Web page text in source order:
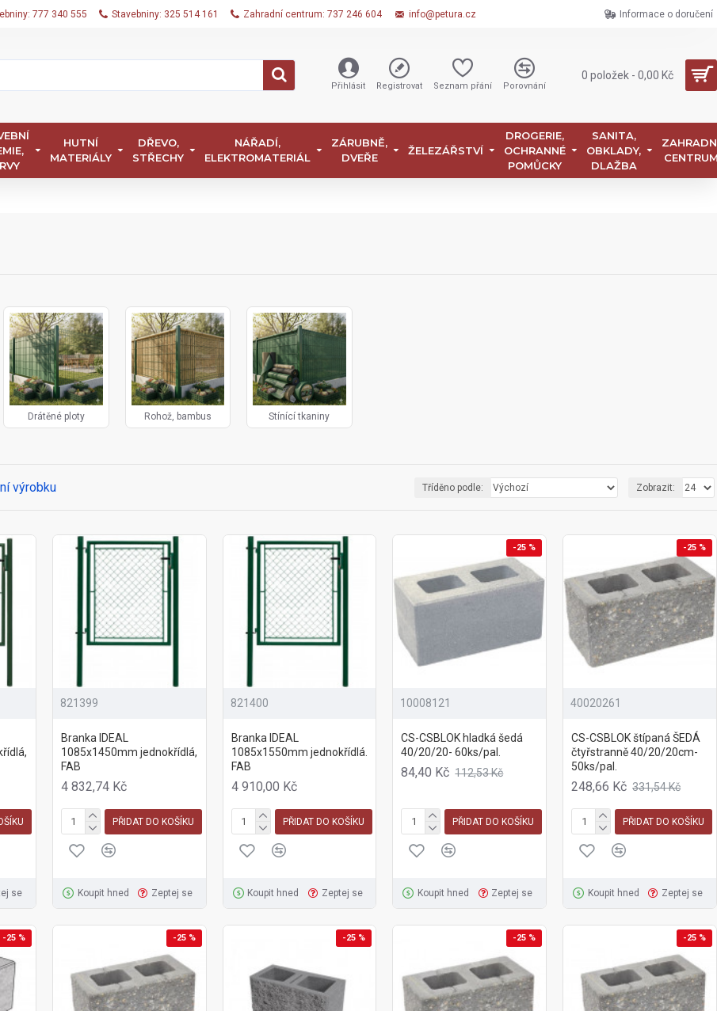
777 340 555 Stavebniny: 325 514 161 Zahradní centrum: 737 246 604 info@petura.cz Informace o doručení
Přihlásit Registrovat Seznam přání Porovnání
0 položek - 0,00 Kč
HUTNÍ
MATERIÁLY
DŘEVO,
STŘECHY
NÁŘADÍ,
ELEKTROMATERIÁL
ZÁRUBNĚ,
DVEŘE
ŽELEZÁŘSTVÍ
DROGERIE,
OCHRANNÉ
POMŮCKY
SANITA,
OBKLADY,
DLAŽBA
Drátěné ploty Rohož, bambus Stínící tkaniny
výrobku Tříděno podle: Zobrazit:
se
821399
Branka IDEAL
1085x1450mm jednokřídlá,
FAB
4 832,74 Kč
PŘIDAT DO KOŠÍKU
Koupit hned Zeptej se
821400
Branka IDEAL
1085x1550mm jednokřídlá.
FAB
4 910,00 Kč
PŘIDAT DO KOŠÍKU
Koupit hned Zeptej se
-25 %
10008121
CS-CSBLOK hladká šedá
40/20/20- 60ks/pal.
84,40 Kč 112,53 Kč
PŘIDAT DO KOŠÍKU
Koupit hned Zeptej se
-25 %
40020261
CS-CSBLOK štípaná ŠEDÁ
čtyřstranně 40/20/20cm-
50ks/pal.
248,66 Kč 331,54 Kč
PŘIDAT DO KOŠÍKU
Koupit hned Zeptej se
-25 % -25 % -25 % -25 % -25 %